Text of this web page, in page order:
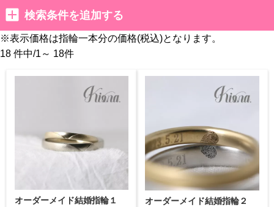
検索条件を追加する
※表示価格は指輪一本分の価格(税込)となります。
18 件中/1～ 18件
オーダーメイド結婚指輪１ オーダーメイド結婚指輪２